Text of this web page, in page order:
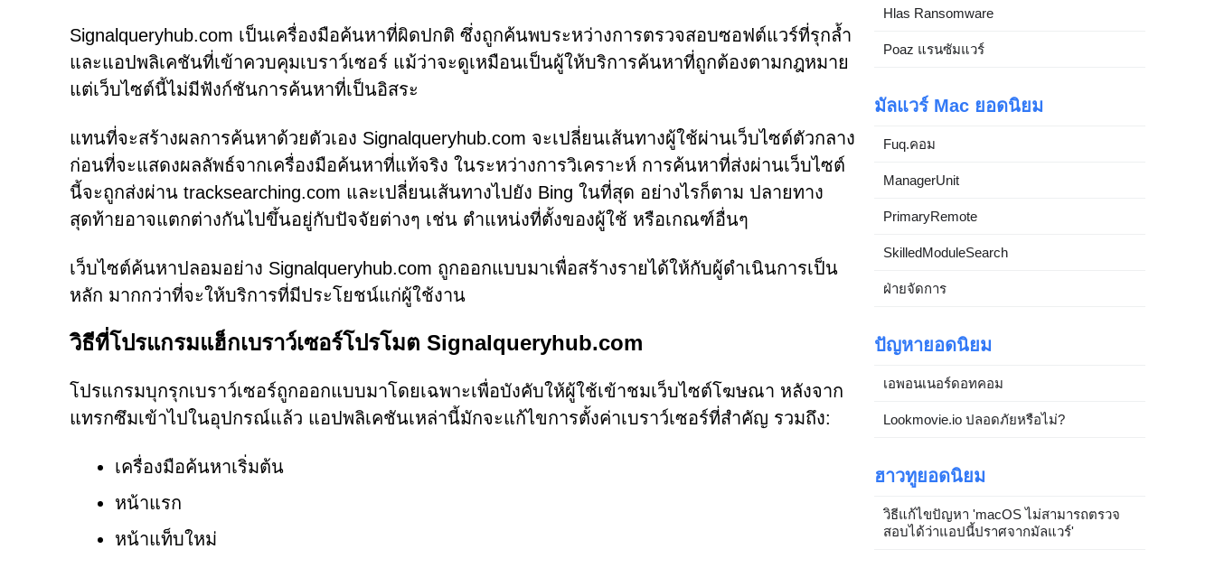
Signalqueryhub.com เป็นเครื่องมือค้นหาที่ผิดปกติ ซึ่งถูกค้นพบระหว่างการตรวจสอบซอฟต์แวร์ที่รุกล้ำ
และแอปพลิเคชันที่เข้าควบคุมเบราว์เซอร์ แม้ว่าจะดูเหมือนเป็นผู้ให้บริการค้นหาที่ถูกต้องตามกฎหมาย
แต่เว็บไซต์นี้ไม่มีฟังก์ชันการค้นหาที่เป็นอิสระ
แทนที่จะสร้างผลการค้นหาด้วยตัวเอง Signalqueryhub.com จะเปลี่ยนเส้นทางผู้ใช้ผ่านเว็บไซต์ตัวกลาง
ก่อนที่จะแสดงผลลัพธ์จากเครื่องมือค้นหาที่แท้จริง ในระหว่างการวิเคราะห์ การค้นหาที่ส่งผ่านเว็บไซต์
นี้จะถูกส่งผ่าน tracksearching.com และเปลี่ยนเส้นทางไปยัง Bing ในที่สุด อย่างไรก็ตาม ปลายทาง
สุดท้ายอาจแตกต่างกันไปขึ้นอยู่กับปัจจัยต่างๆ เช่น ตำแหน่งที่ตั้งของผู้ใช้ หรือเกณฑ์อื่นๆ
เว็บไซต์ค้นหาปลอมอย่าง Signalqueryhub.com ถูกออกแบบมาเพื่อสร้างรายได้ให้กับผู้ดำเนินการเป็น
หลัก มากกว่าที่จะให้บริการที่มีประโยชน์แก่ผู้ใช้งาน
วิธีที่โปรแกรมแฮ็กเบราว์เซอร์โปรโมต Signalqueryhub.com
โปรแกรมบุกรุกเบราว์เซอร์ถูกออกแบบมาโดยเฉพาะเพื่อบังคับให้ผู้ใช้เข้าชมเว็บไซต์โฆษณา หลังจาก
แทรกซึมเข้าไปในอุปกรณ์แล้ว แอปพลิเคชันเหล่านี้มักจะแก้ไขการตั้งค่าเบราว์เซอร์ที่สำคัญ รวมถึง:
เครื่องมือค้นหาเริ่มต้น
หน้าแรก
หน้าแท็บใหม่
Hlas Ransomware
Poaz แรนซัมแวร์
มัลแวร์ Mac ยอดนิยม
Fuq.คอม
ManagerUnit
PrimaryRemote
SkilledModuleSearch
ฝ่ายจัดการ
ปัญหายอดนิยม
เอพอนเนอร์ดอทคอม
Lookmovie.io ปลอดภัยหรือไม่?
ฮาวทูยอดนิยม
วิธีแก้ไขปัญหา 'macOS ไม่สามารถตรวจ
สอบได้ว่าแอปนี้ปราศจากมัลแวร์'